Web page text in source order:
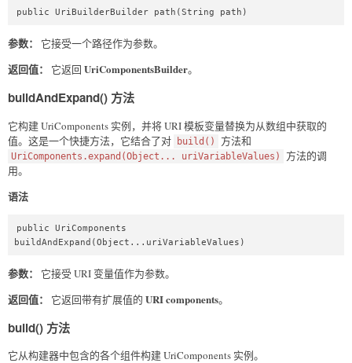
public UriBuilderBuilder path(String path)
参数： 它接受一个路径作为参数。
返回值： 它返回 UriComponentsBuilder。
buildAndExpand() 方法
它构建 UriComponents 实例，并将 URI 模板变量替换为从数组中获取的
值。这是一个快捷方法，它结合了对
build() 方法和
UriComponents.expand(Object... uriVariableValues)
方法的调
用。
语法
public UriComponents
buildAndExpand(Object...uriVariableValues)
参数： 它接受 URI 变量值作为参数。
返回值： 它返回带有扩展值的 URI components。
build() 方法
它从构建器中包含的各个组件构建 UriComponents 实例。